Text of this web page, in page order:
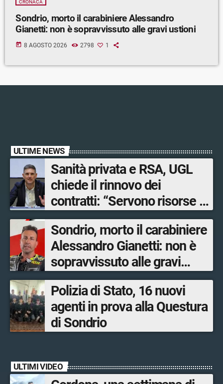
CRONACA
Sondrio, morto il carabiniere Alessandro
Gianetti: non è sopravvissuto alle gravi ustioni
today 8 AGOSTO 2026 2798 1
ULTIME NEWS
Sanità privata e RSA, UGL
chiede il rinnovo dei
contratti: “Servono risorse e
salari adeguati”
Sondrio, morto il carabiniere
Alessandro Gianetti: non è
sopravvissuto alle gravi
ustioni
Polizia di Stato, 16 nuovi
agenti in prova alla Questura
di Sondrio
ULTIMI VIDEO